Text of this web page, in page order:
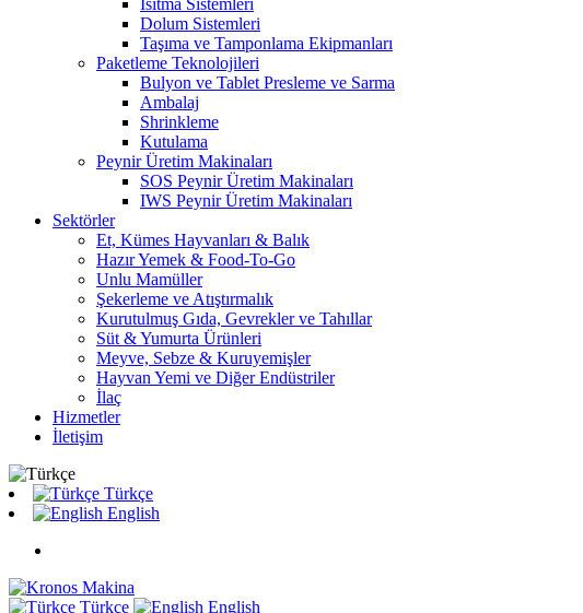
Isıtma Sistemleri
Dolum Sistemleri
Taşıma ve Tamponlama Ekipmanları
Paketleme Teknolojileri
Bulyon ve Tablet Presleme ve Sarma
Ambalaj
Shrinkleme
Kutulama
Peynir Üretim Makinaları
SOS Peynir Üretim Makinaları
IWS Peynir Üretim Makinaları
Sektörler
Et, Kümes Hayvanları & Balık
Hazır Yemek & Food-To-Go
Unlu Mamüller
Şekerleme ve Atıştırmalık
Kurutulmuş Gıda, Gevrekler ve Tahıllar
Süt & Yumurta Ürünleri
Meyve, Sebze & Kuruyemişler
Hayvan Yemi ve Diğer Endüstriler
İlaç
Hizmetler
İletişim
Türkçe
English
Türkçe English